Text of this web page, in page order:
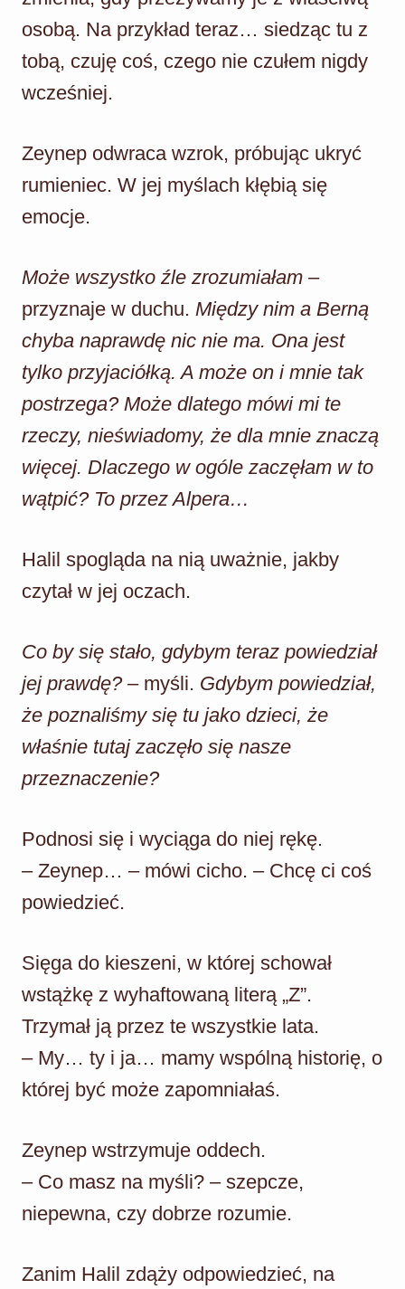
osobą. Na przykład teraz… siedząc tu z
tobą, czuję coś, czego nie czułem nigdy
wcześniej.
Zeynep odwraca wzrok, próbując ukryć
rumieniec. W jej myślach kłębią się
emocje.
Może wszystko źle zrozumiałam –
przyznaje w duchu. Między nim a Berną
chyba naprawdę nic nie ma. Ona jest
tylko przyjaciółką. A może on i mnie tak
postrzega? Może dlatego mówi mi te
rzeczy, nieświadomy, że dla mnie znaczą
więcej. Dlaczego w ogóle zaczęłam w to
wątpić? To przez Alpera…
Halil spogląda na nią uważnie, jakby
czytał w jej oczach.
Co by się stało, gdybym teraz powiedział
jej prawdę?– myśli. Gdybym powiedział,
że poznaliśmy się tu jako dzieci, że
właśnie tutaj zaczęło się nasze
przeznaczenie?
Podnosi się i wyciąga do niej rękę.
– Zeynep… – mówi cicho. – Chcę ci coś
powiedzieć.
Sięga do kieszeni, w której schował
wstążkę z wyhaftowaną literą „Z”.
Trzymał ją przez te wszystkie lata.
– My… ty i ja… mamy wspólną historię, o
której być może zapomniałaś.
Zeynep wstrzymuje oddech.
– Co masz na myśli? – szepcze,
niepewna, czy dobrze rozumie.
Zanim Halil zdąży odpowiedzieć, na